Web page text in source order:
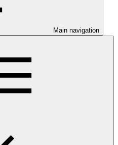
Main navigation